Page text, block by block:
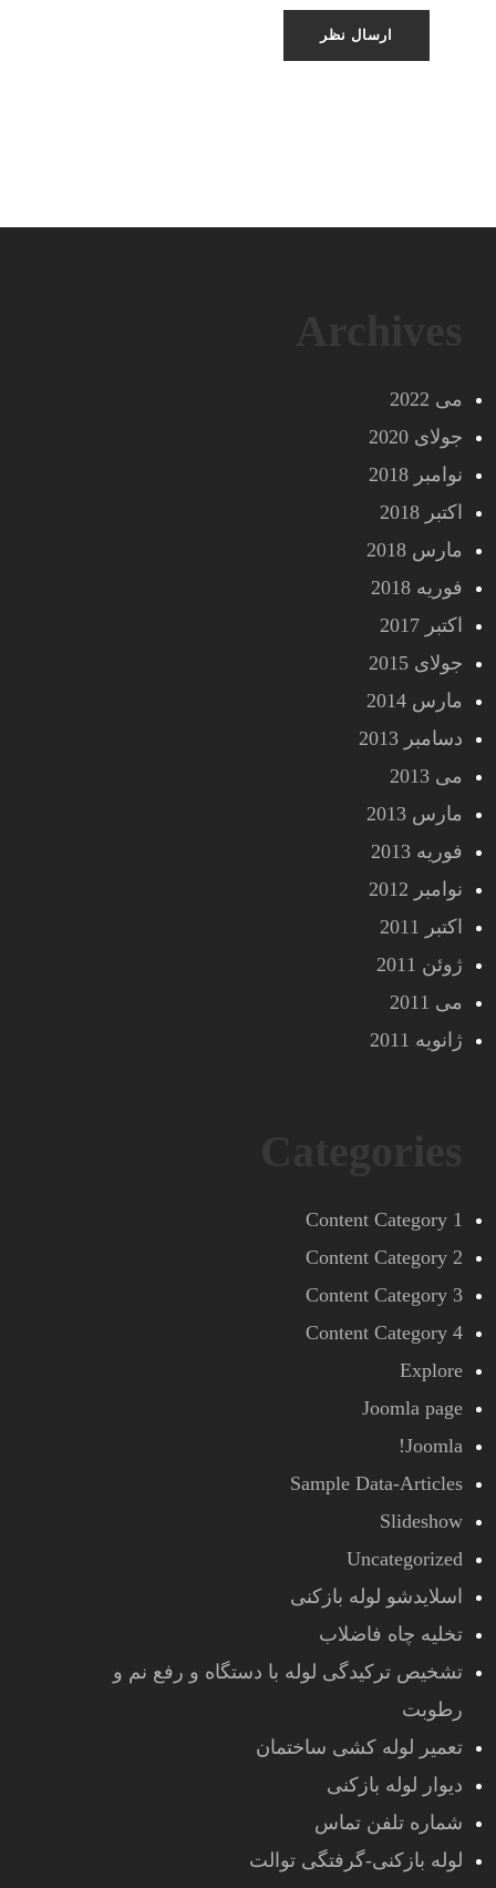
می 2022
جولای 2020
نوامبر 2018
اکتبر 2018
مارس 2018
فوریه 2018
اکتبر 2017
جولای 2015
مارس 2014
دسامبر 2013
می 2013
مارس 2013
فوریه 2013
نوامبر 2012
اکتبر 2011
ژوئن 2011
می 2011
ژانویه 2011
Content Category 1
Content Category 2
Content Category 3
Content Category 4
Explore
Joomla page
Joomla!
Sample Data-Articles
Slideshow
Uncategorized
اسلایدشو لوله بازکنی
تخلیه چاه فاضلاب
تشخیص ترکیدگی لوله با دستگاه و رفع نم و
رطوبت
تعمیر لوله کشی ساختمان
دیوار لوله بازکنی
شماره تلفن تماس
لوله بازکنی-گرفتگی توالت